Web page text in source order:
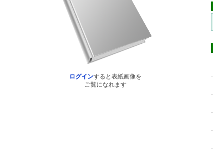
ログインすると表紙画像を
ご覧になれます